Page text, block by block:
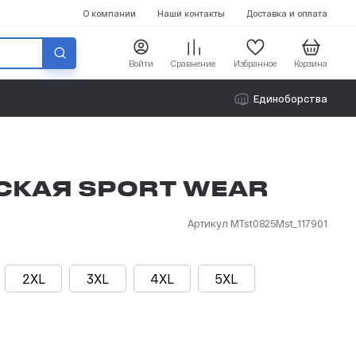
Войти
Сравнение Избранное Корзина
О компании Наши контакты Доставка и оплата
Единоборства
SPORT WEAR
Артикул MTst0825Mst_117901
2XL 3XL 4XL 5XL